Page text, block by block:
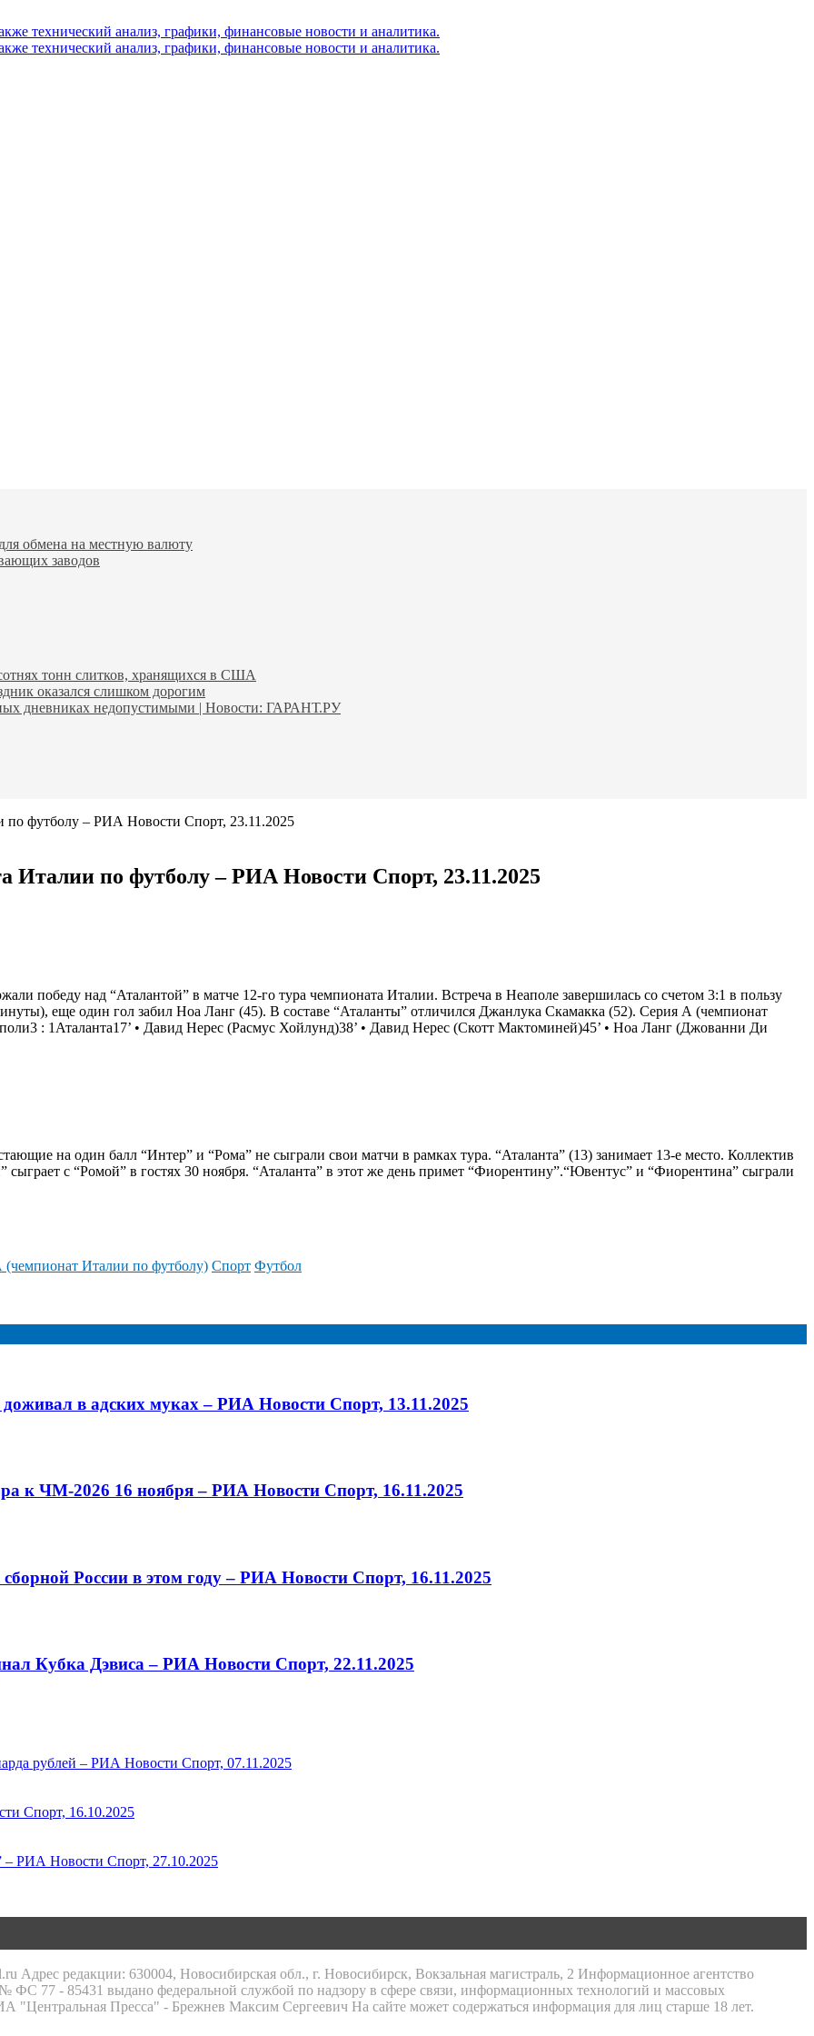
обмена на местную валюту
заводов
тонн слитков, хранящихся в США
оказался слишком дорогим
дневниках недопустимыми | Новости: ГАРАНТ.РУ
по футболу – РИА Новости Спорт, 23.11.2025
Италии по футболу – РИА Новости Спорт, 23.11.2025
победу над “Аталантой” в матче 12-го тура чемпионата Италии. Встреча в Неаполе завершилась со счетом 3:1 в пользу
еще один гол забил Ноа Ланг (45). В составе “Аталанты” отличился Джанлука Скамакка (52). Серия А (чемпионат
3 : 1 Аталанта17‎’‎ • Давид Нерес (Расмус Хойлунд)38‎’‎ • Давид Нерес (Скотт Мактоминей)45‎’‎ • Ноа Ланг (Джованни Ди
на один балл “Интер” и “Рома” не сыграли свои матчи в рамках тура. “Аталанта” (13) занимает 13-е место. Коллектив
с “Ромой” в гостях 30 ноября. “Аталанта” в этот же день примет “Фиорентину”.“Ювентус” и “Фиорентина” сыграли
(чемпионат Италии по футболу) Спорт Футбол
в адских муках – РИА Новости Спорт, 13.11.2025
к ЧМ-2026 16 ноября – РИА Новости Спорт, 16.11.2025
России в этом году – РИА Новости Спорт, 16.11.2025
Кубка Дэвиса – РИА Новости Спорт, 22.11.2025
рублей – РИА Новости Спорт, 07.11.2025
Спорт, 16.10.2025
РИА Новости Спорт, 27.10.2025
редакции: 630004, Новосибирская обл., г. Новосибирск, Вокзальная магистраль, 2 Информационное агентство
77 - 85431 выдано федеральной службой по надзору в сфере связи, информационных технологий и массовых
"Центральная Пресса" - Брежнев Максим Сергеевич На сайте может содержаться информация для лиц старше 18 лет.